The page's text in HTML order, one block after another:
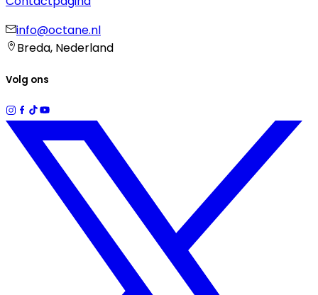
info@octane.nl
Breda, Nederland
Volg ons